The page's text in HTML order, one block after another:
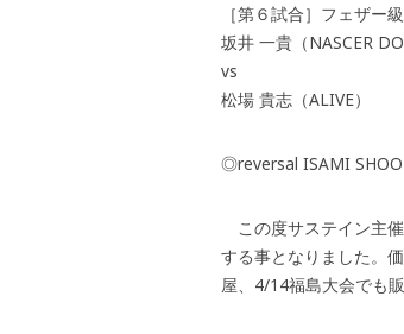
［第６試合］フェザー
坂井 一貴（NASCER DO
vs
松場 貴志（ALIVE）
◎reversal ISAMI
この度サステイン主
する事となりました。
屋、4/14福島大会でも